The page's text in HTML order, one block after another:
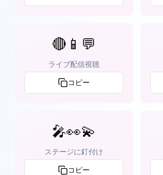
🔴📱💬
ライブ配信視聴
コピー
🎤👀💫
ステージに釘付け
コピー